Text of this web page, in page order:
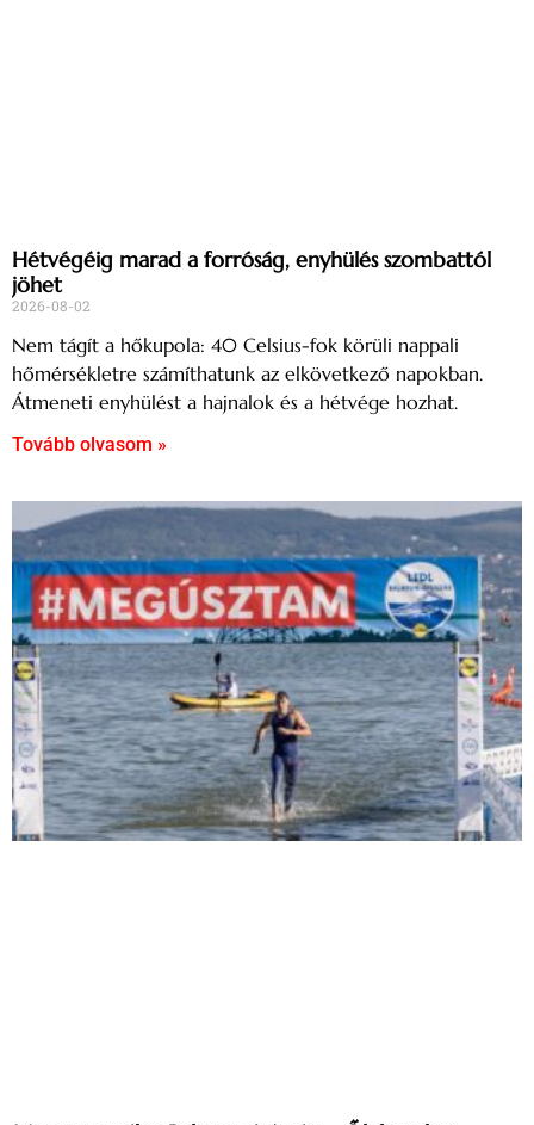
Hétvégéig marad a forróság, enyhülés szombattól
jöhet
2026-08-02
Nem tágít a hőkupola: 40 Celsius-fok körüli nappali
hőmérsékletre számíthatunk az elkövetkező napokban.
Átmeneti enyhülést a hajnalok és a hétvége hozhat.
Tovább olvasom »